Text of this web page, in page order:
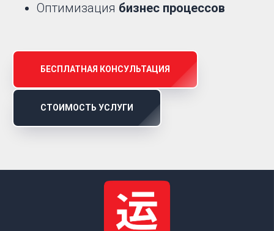
Оптимизация бизнес процессов
БЕСПЛАТНАЯ КОНСУЛЬТАЦИЯ
СТОИМОСТЬ УСЛУГИ